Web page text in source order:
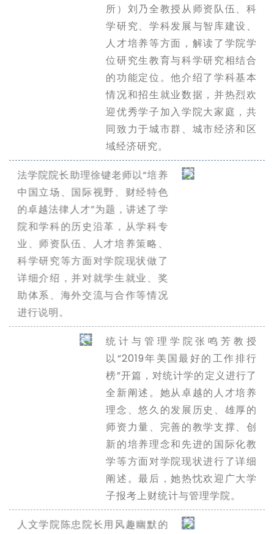
所）刘乃全教授从师资队伍、科
学研究、学科发展与智库建设、
人才培养等方面，解读了学院学
位研究生教育与科学研究相结合
的功能定位。他介绍了学科基本
情况和招生就业数据，并热烈欢
迎优秀学子加入学院大家庭，共
同致力于城市群、城市经济和区
域经济研究。
法学院院长助理徐键老师以“培养
中国立场、国际视野、财经特色
的卓越法律人才”为题，讲述了学
院和学科的历史沿革，从学科专
业、师资队伍、人才培养策略、
科学研究等方面对学院现状做了
详细介绍，并对就学生就业、奖
助体系、海外交流与合作等情况
进行说明。
统计与管理学院张鸣芳教授
以“2019年美国最好的工作排行
榜”开篇，对统计学的定义进行了
全新阐述。她从卓越的人才培养
理念、悠久的发展历史、雄厚的
师资力量、完善的教学支撑、创
新的培养理念和先进的国际化教
学等方面对学院现状进行了详细
阐述。最后，她热忱欢迎广大学
子报考上财统计与管理学院。
人文学院陈忠院长用风趣幽默的